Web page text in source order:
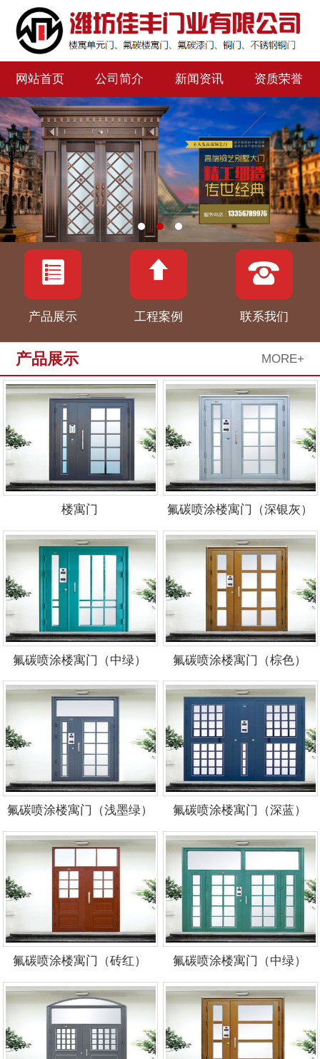
网站首页 公司简介 新闻资讯 资质荣誉
产品展示 工程案例 联系我们
产品展示 MORE+
楼寓门 氟碳喷涂楼寓门（深银灰）
氟碳喷涂楼寓门（中绿） 氟碳喷涂楼寓门（棕色）
氟碳喷涂楼寓门（浅墨绿） 氟碳喷涂楼寓门（深蓝）
氟碳喷涂楼寓门（砖红） 氟碳喷涂楼寓门（中绿）